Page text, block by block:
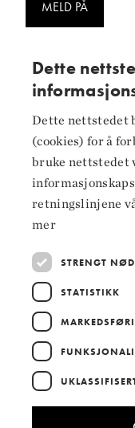
MELD PÅ
Følg oss på
Facebook
Instagram
LinkedIn
Dette
Dette nettstedet
(cookies) for å
bruke nettstedet
retningslinjene
mer
STRENGT
STATISTIKK